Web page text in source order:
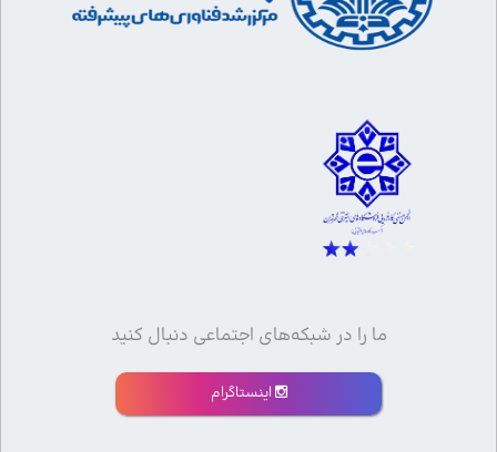
ما را در شبکه‌های اجتماعی دنبال کنید
اینستاگرام